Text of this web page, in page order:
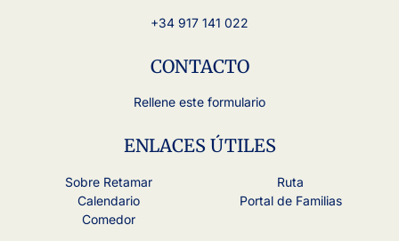
+34 917 141 022
CONTACTO
Rellene este formulario
ENLACES ÚTILES
Sobre Retamar
Calendario
Comedor
Ruta
Portal de Familias